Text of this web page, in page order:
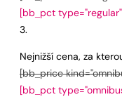
[bb_pct type="regular"]
Nejnižší cena, za
[bb_price
[bb_pct